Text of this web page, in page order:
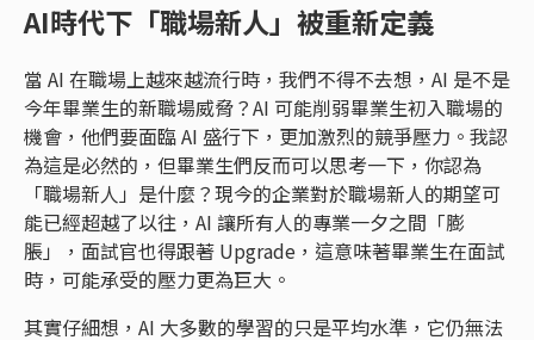
AI時代下「職場新人」被重新定義
當 AI 在職場上越來越流行時，我們不得不去想，AI 是不是
今年畢業生的新職場威脅？AI 可能削弱畢業生初入職場的
機會，他們要面臨 AI 盛行下，更加激烈的競爭壓力。我認
為這是必然的，但畢業生們反而可以思考一下，你認為
「職場新人」是什麼？現今的企業對於職場新人的期望可
能已經超越了以往，AI 讓所有人的專業一夕之間「膨
脹」，面試官也得跟著 Upgrade，這意味著畢業生在面試
時，可能承受的壓力更為巨大。
其實仔細想，AI 大多數的學習的只是平均水準，它仍無法